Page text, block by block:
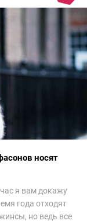
носят
я вам докажу
года отходят
но ведь все